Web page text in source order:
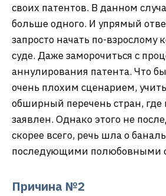
своих патентов. В данном
больше одного. И упрямый
запросто начать по-взрослому
суде. Даже заморочиться с
аннулирования патента. Что
очень плохим сценарием,
обширный перечень стран, где
заявлен. Однако этого не
скорее всего, речь шла о
последующими полюбовными
Причина №2